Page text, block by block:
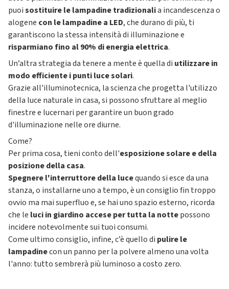
puoisostituire le lampadine tradizionalia incandescenza o
alogene con le lampadine a LED, che durano di più, ti
garantiscono la stessa intensità di illuminazione e
risparmiano fino al 90% di energia elettrica.
Un’altra strategia da tenere a mente è quella di utilizzare in
modo efficiente i punti luce solari.
Grazie all'illuminotecnica, la scienza che progetta l'utilizzo
della luce naturale in casa, si possono sfruttare al meglio
finestre e lucernari per garantire un buon grado
d'illuminazione nelle ore diurne.
Come?
Per prima cosa, tieni conto dell'esposizione solare e della
posizione della casa.
Spegnere l'interruttore della lucequando si esce da una
stanza, o installarne uno a tempo, è un consiglio fin troppo
ovvio ma mai superfluo e, se hai uno spazio esterno, ricorda
che le luci in giardino accese per tutta la nottepossono
incidere notevolmente sui tuoi consumi.
Come ultimo consiglio, infine, c’è quello di pulire le
lampadinecon un panno per la polvere almeno una volta
l'anno: tutto sembrerà più luminoso a costo zero.